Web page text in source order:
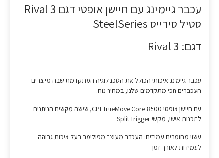
עכבר גיימינג עם חיישן אופטי דגם Rival 3
סטיל סירייס SteelSeries
דגם: Rival 3
עכבר גיימינג איכותי הכולל את הטכנולוגיה המתקדמת שבה מיוצרים
העכברים הכי מתקדמים שלנו, במחיר נוח.
עם חיישן אופטי 8500 CPI TrueMove Core, שישה מקשים הניתנים
לתכנות אישי, מקשי Split Trigger
עשוי מחומרים עמידים: העכבר מעוצב מפולימר בעל איכות גבוהה
לעמידות לאורך זמן